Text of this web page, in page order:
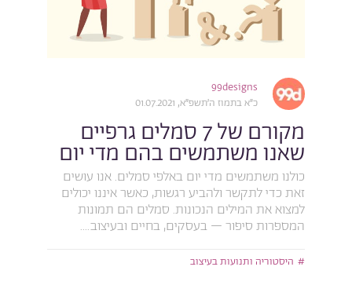
99designs
כ״א בתמוז ה׳תשפ״א, 01.07.2021
מקורם של 7 סמלים גרפיים
שאנו משתמשים בהם מדי יום
כולנו משתמשים מדי יום באלפי סמלים. אנו עושים
זאת כדי לתקשר ולהביע רגשות, כאשר איננו יכולים
למצוא את המילים הנכונות. סמלים הם תמונות
המספרות סיפור – בעסקים, בחיים ובעיצוב....
היסטוריה ותנועות בעיצוב